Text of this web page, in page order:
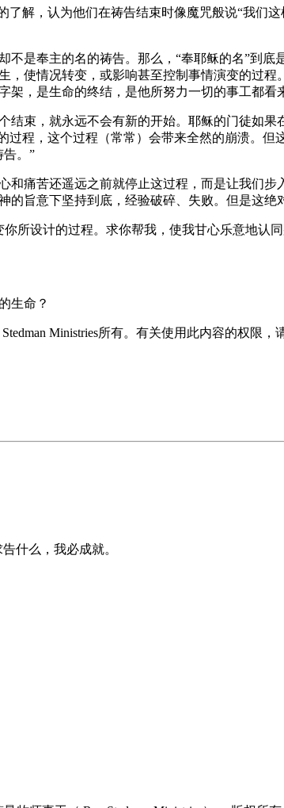
解，认为他们在祷告结束时像魔咒般说“我们
是奉主的名的祷告。那么，“奉耶稣的名”到
使情况转变，或影响甚至控制事情演变的过
，是生命的终结，是他所努力一切的事工都看
束，就永远不会有新的开始。耶稣的门徒如
程，这个过程（常常）会带来全然的崩溃。
告。”
痛苦还遥远之前就停止这过程，而是让我们
旨意下坚持到底，经验破碎、失败。但是这绝
所设计的过程。求你帮我，使我甘心乐意地认
生命？
Ministries所有。有关使用此内容的权限，
什么，我必成就。